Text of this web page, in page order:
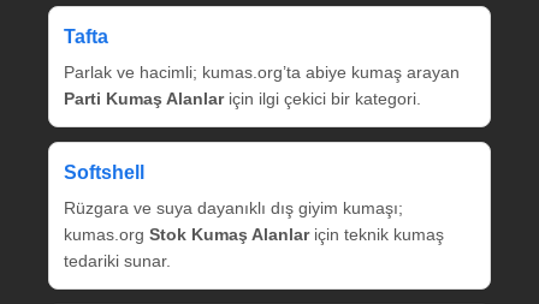
Tafta
Parlak ve hacimli; kumas.org’ta abiye kumaş arayan
Parti Kumaş Alanlariçin ilgi çekici bir kategori.
Softshell
Rüzgara ve suya dayanıklı dış giyim kumaşı;
kumas.org Stok Kumaş Alanlariçin teknik kumaş
tedariki sunar.